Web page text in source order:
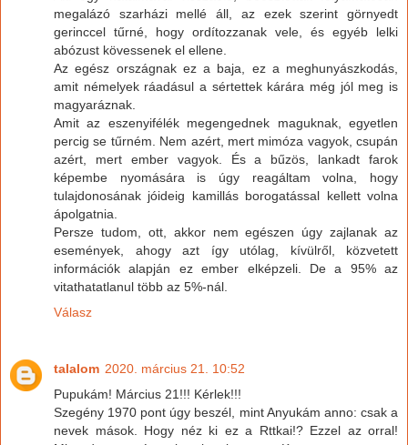
megalázó szarházi mellé áll, az ezek szerint görnyedt
gerinccel tűrné, hogy ordítozzanak vele, és egyéb lelki
abózust kövessenek el ellene.
Az egész országnak ez a baja, ez a meghunyászkodás,
amit némelyek ráadásul a sértettek kárára még jól meg is
magyaráznak.
Amit az eszenyifélék megengednek maguknak, egyetlen
percig se tűrném. Nem azért, mert mimóza vagyok, csupán
azért, mert ember vagyok. És a bűzös, lankadt farok
képembe nyomására is úgy reagáltam volna, hogy
tulajdonosának jóideig kamillás borogatással kellett volna
ápolgatnia.
Persze tudom, ott, akkor nem egészen úgy zajlanak az
események, ahogy azt így utólag, kívülről, közvetett
információk alapján ez ember elképzeli. De a 95% az
vitathatatlanul több az 5%-nál.
Válasz
talalom 2020. március 21. 10:52
Pupukám! Március 21!!! Kérlek!!!
Szegény 1970 pont úgy beszél, mint Anyukám anno: csak a
nevek mások. Hogy néz ki ez a Rttkai!? Ezzel az orral!